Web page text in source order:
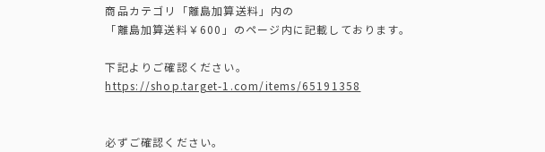
商品カテゴリ「離島加算送料」内の
「離島加算送料￥600」のページ内に記載しております。
下記よりご確認ください。
https://shop.target-1.com/items/65191358
必ずご確認ください。